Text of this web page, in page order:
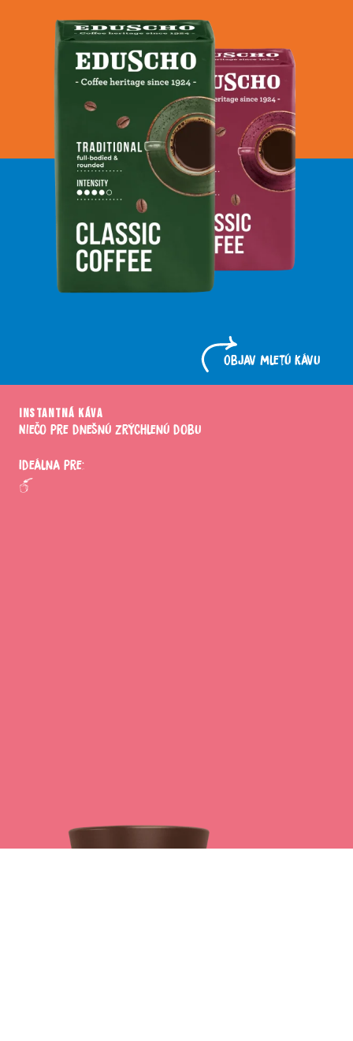
Objav mletú kávu
INSTANTNÁ KÁVA
Niečo pre dnešnú zrýchlenú dobu
Ideálna pre: